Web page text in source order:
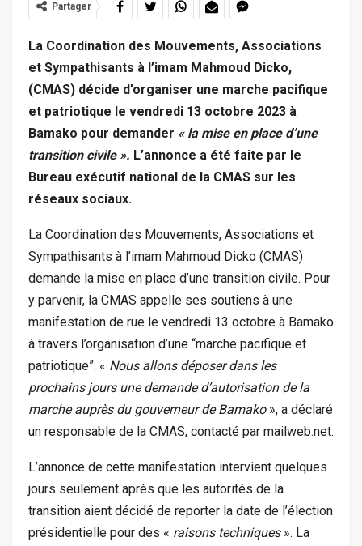
Partager
La Coordination des Mouvements, Associations
et Sympathisants à l’imam Mahmoud Dicko,
(CMAS) décide d’organiser une marche pacifique
et patriotique le vendredi 13 octobre 2023 à
Bamako pour demander « la mise en place d’une
transition civile ». L’annonce a été faite par le
Bureau exécutif national de la CMAS sur les
réseaux sociaux.
La Coordination des Mouvements, Associations et
Sympathisants à l’imam Mahmoud Dicko (CMAS)
demande la mise en place d’une transition civile. Pour
y parvenir, la CMAS appelle ses soutiens à une
manifestation de rue le vendredi 13 octobre à Bamako
à travers l’organisation d’une “marche pacifique et
patriotique”. « Nous allons déposer dans les
prochains jours une demande d’autorisation de la
marche auprès du gouverneur de Bamako», a déclaré
un responsable de la CMAS, contacté par mailweb.net.
L’annonce de cette manifestation intervient quelques
jours seulement après que les autorités de la
transition aient décidé de reporter la date de l’élection
présidentielle pour des « raisons techniques». La